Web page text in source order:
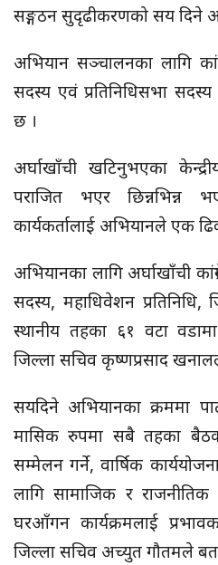
सङ्गठन सुदृढीकरणको सय दिने
अभियान सञ्चालनका लागि
सदस्य एवं प्रतिनिधिसभा
छ ।
अर्घाखाँची खटिनुभएका
पराजित भएर छिन्नभिन्न
कार्यकर्तालाई अभियानले एक
अभियानका लागि अर्घाखाँची
सदस्य, महाधिवेशन प्रतिनिधि,
स्थानीय तहका ६१ वटा
जिल्ला सचिव कृष्णप्रसाद
सयदिने अभियानका क्रममा
मासिक रुपमा सबै तहका
सम्मेलन गर्ने, वार्षिक
लागि सामाजिक र राजनीतिक
घरआँगन कार्यक्रमलाई
जिल्ला सचिव अच्युत गौतमले